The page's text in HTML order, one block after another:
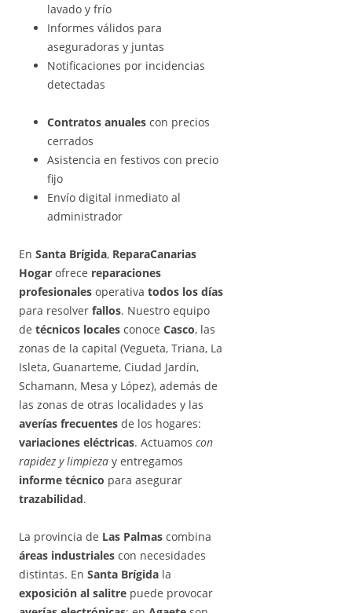
lavado y frío
Informes válidos para
aseguradoras y juntas
Notificaciones por incidencias
detectadas
Contratos anuales con precios
cerrados
Asistencia en festivos con precio
fijo
Envío digital inmediato al
administrador
En Santa Brígida, ReparaCanarias
Hogar ofrece reparaciones
profesionales operativa todos los días
para resolver fallos. Nuestro equipo
de técnicos locales conoce Casco, las
zonas de la capital (Vegueta, Triana, La
Isleta, Guanarteme, Ciudad Jardín,
Schamann, Mesa y López), además de
las zonas de otras localidades y las
averías frecuentes de los hogares:
variaciones eléctricas. Actuamos con
rapidez y limpieza y entregamos
informe técnico para asegurar
trazabilidad.
La provincia de Las Palmas combina
áreas industriales con necesidades
distintas. En Santa Brígida la
exposición al salitre puede provocar